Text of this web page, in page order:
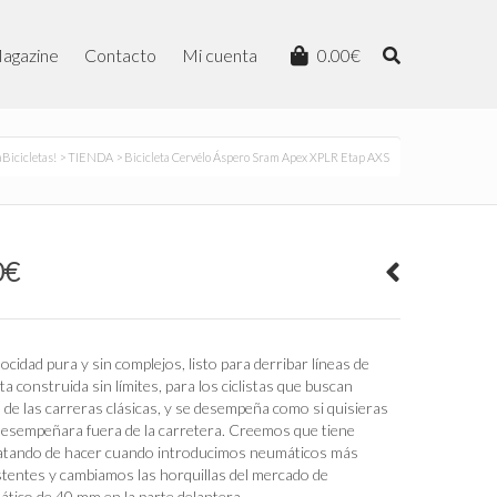
0.00€
Contacto Mi cuenta
>TIENDA > Bicicleta Cervélo Áspero Sram Apex XPLR Etap AXS
€El
actual
3,490.00€.
pura y sin complejos, listo para derribar líneas de
construida sin límites, para los ciclistas que buscan
las carreras clásicas, y se desempeña como si quisieras
fuera de la carretera. Creemos que tiene
de hacer cuando introducimos neumáticos más
y cambiamos las horquillas del mercado de